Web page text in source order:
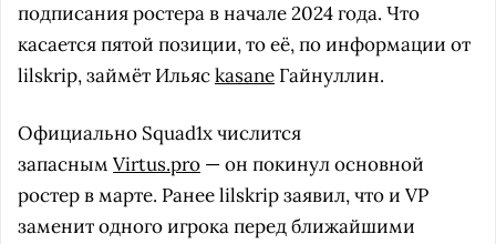
подписания ростера в начале 2024 года. Что
касается пятой позиции, то её, по информации от
lilskrip, займёт Ильясkasane Гайнуллин.
Официально Squad1x числится
запасным Virtus.pro — он покинул основной
ростер в марте. Ранее lilskrip заявил, что и VP
заменит одного игрока перед ближайшими